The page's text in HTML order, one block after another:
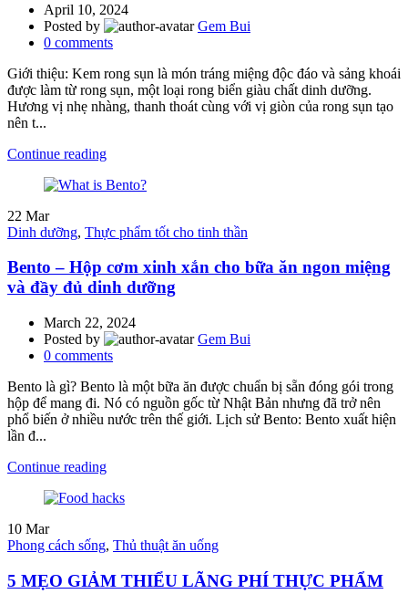
April 10, 2024
Posted by
Gem Bui
0 comments
Giới thiệu: Kem rong sụn là món tráng miệng độc đáo và sảng khoái
được làm từ rong sụn, một loại rong biển giàu chất dinh dưỡng.
Hương vị nhẹ nhàng, thanh thoát cùng với vị giòn của rong sụn tạo
nên t...
Continue reading
22 Mar
Dinh dưỡng, Thực phẩm tốt cho tinh thần
Bento – Hộp cơm xinh xắn cho bữa ăn ngon miệng
và đầy đủ dinh dưỡng
March 22, 2024
Posted by
Gem Bui
0 comments
Bento là gì? Bento là một bữa ăn được chuẩn bị sẵn đóng gói trong
hộp để mang đi. Nó có nguồn gốc từ Nhật Bản nhưng đã trở nên
phổ biến ở nhiều nước trên thế giới. Lịch sử Bento: Bento xuất hiện
lần đ...
Continue reading
10 Mar
Phong cách sống, Thủ thuật ăn uống
5 MẸO GIẢM THIỂU LÃNG PHÍ THỰC PHẨM